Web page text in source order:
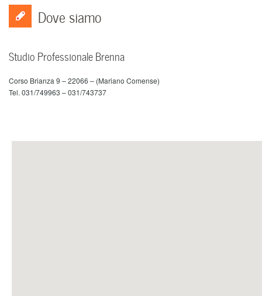
Dove siamo
Studio Professionale Brenna
Corso Brianza 9 – 22066 – (Mariano Comense)
Tel. 031/749963 – 031/743737